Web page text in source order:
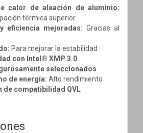
calor de aleación de aluminio:
térmica superior
eficiencia mejoradas: Gracias al
Para mejorar la estabilidad
con Intel® XMP 3.0
seleccionados
de energía: Alto rendimiento
de compatibilidad QVL